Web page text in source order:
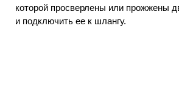
которой просверлены или прожжены
и подключить ее к шлангу.